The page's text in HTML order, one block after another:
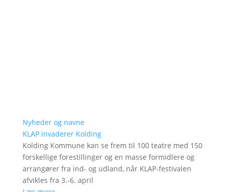
Nyheder og navne
KLAP invaderer Kolding
Kolding Kommune kan se frem til 100 teatre med 150
forskellige forestillinger og en masse formidlere og
arrangører fra ind- og udland, når KLAP-festivalen
afvikles fra 3.-6. april